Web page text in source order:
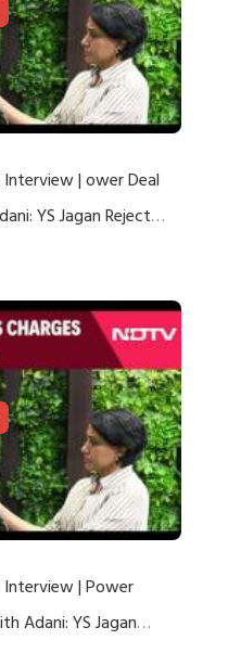
Interview | ower Deal
YS Jagan Rejects
Interview | Power
Adani: YS Jagan